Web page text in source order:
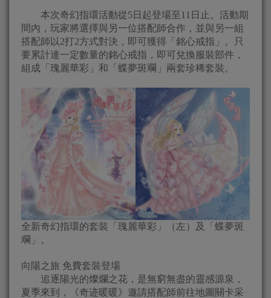
本次奇幻指環活動從5日起登場至11日止。活動期
間內，玩家將選擇與另一位搭配師合作，並與另一組
搭配師以2打2方式對決，即可獲得「銘心戒指」。只
要累計達一定數量的銘心戒指，即可兌換服裝部件，
組成「瑰麗華彩」和「蝶夢斑斕」兩套珍稀套裝。
全新奇幻指環的套裝「瑰麗華彩」（左）及「蝶夢斑
斕」。
向陽之旅 免費套裝登場
追逐陽光的燦爛之花，是無窮無盡的靈感源泉，
夏季來到，《奇迹暖暖》邀請搭配師前往地圖關卡采